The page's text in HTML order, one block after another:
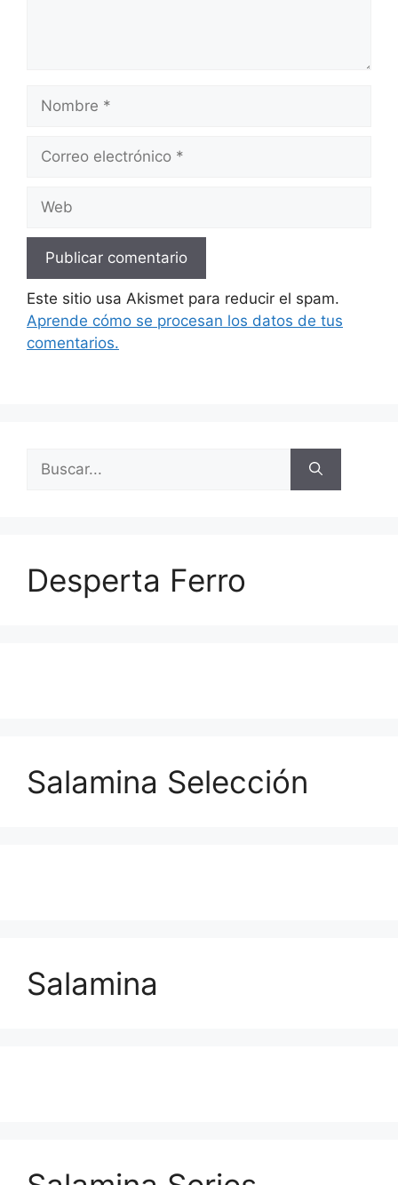
Nombre
Correo
Web
Este sitio usa Akismet para reducir el spam.
Aprende cómo se procesan los datos de tus
comentarios.
Desperta Ferro
Salamina Selección
Salamina